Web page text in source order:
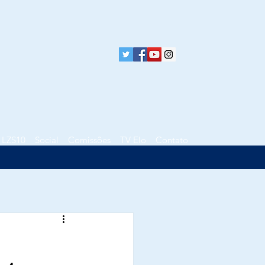
LZS10 Social Comissões TV Elo Contato